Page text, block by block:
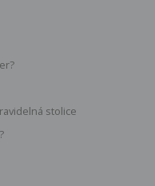
stolice